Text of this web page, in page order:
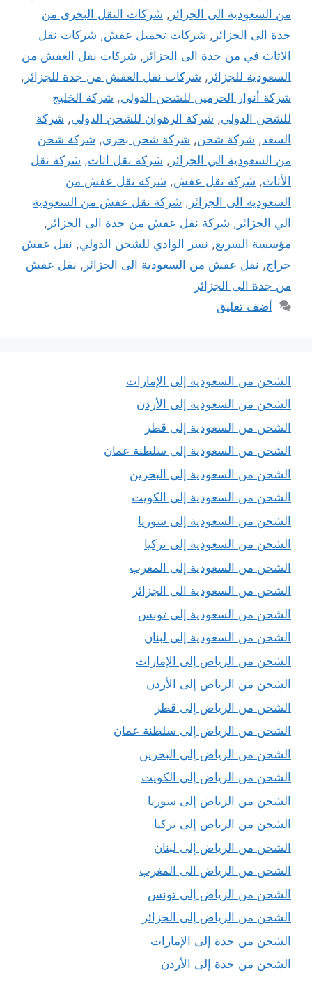
من السعودية الى الجزائر , شركات النقل البحرى من
جدة الى الجزائر , شركات تحميل عفش, شركات نقل
الاثاث في من جدة الى الجزائر , شركات نقل العفش من
السعودية للجزائر , شركات نقل العفش من جدة للجزائر ,
شركة أنوار الحرمين للشحن الدولي, شركة الخليج
للشحن الدولي, شركة الرهوان للشحن الدولي, شركة
السعد, شركة شحن, شركة شحن بحري, شركة شحن
من السعودية الي الجزائر , شركة نقل اثاث, شركة نقل
الأثاث, شركة نقل عفش, شركة نقل عفش من
السعودية الى الجزائر , شركة نقل عفش من السعودية
الي الجزائر , شركة نقل عفش من جدة الى الجزائر ,
مؤسسة السريع, نسر الوادي للشحن الدولي, نقل عفش
حراج, نقل عفش من السعودية الى الجزائر , نقل عفش
من جدة الى الجزائر
أضف تعليق
الشحن من السعودية إلى الإمارات
الشحن من السعودية إلى الأردن
الشحن من السعودية إلى قطر
الشحن من السعودية إلى سلطنة عمان
الشحن من السعودية إلى البحرين
الشحن من السعودية إلى الكويت
الشحن من السعودية إلى سوريا
الشحن من السعودية إلى تركيا
الشحن من السعودية إلى المغرب
الشحن من السعودية الى الجزائر
الشحن من السعودية إلى تونس
الشحن من السعودية إلى لبنان
الشحن من الرياض إلى الإمارات
الشحن من الرياض إلى الأردن
الشحن من الرياض إلى قطر
الشحن من الرياض إلى سلطنة عمان
الشحن من الرياض إلى البحرين
الشحن من الرياض إلى الكويت
الشحن من الرياض إلى سوريا
الشحن من الرياض إلى تركيا
الشحن من الرياض إلى لبنان
الشحن من الرياض الى المغرب
الشحن من الرياض إلى تونس
الشحن من الرياض إلى الجزائر
الشحن من جدة إلى الإمارات
الشحن من جدة إلى الأردن